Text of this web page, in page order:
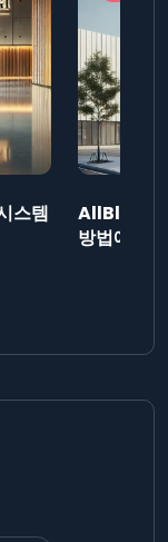
스템
AllBlog에
방법에 대